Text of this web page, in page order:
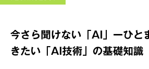
今さら聞けない「AI」ーひと
きたい「AI技術」の基礎知識